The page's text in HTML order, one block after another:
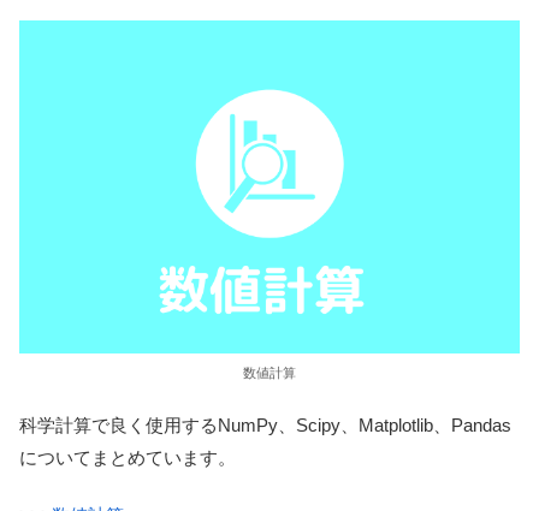
数値計算
科学計算で良く使用するNumPy、Scipy、Matplotlib、Pandas
についてまとめています。